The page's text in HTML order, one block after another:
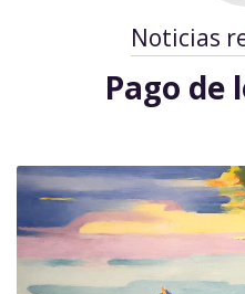
Noticias
Pago de